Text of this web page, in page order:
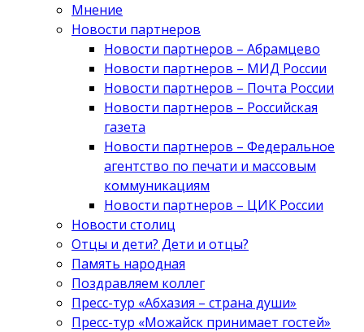
Мнение
Новости партнеров
Новости партнеров – Абрамцево
Новости партнеров – МИД России
Новости партнеров – Почта России
Новости партнеров – Российская
газета
Новости партнеров – Федеральное
агентство по печати и массовым
коммуникациям
Новости партнеров – ЦИК России
Новости столиц
Отцы и дети? Дети и отцы?
Память народная
Поздравляем коллег
Пресс-тур «Абхазия – страна души»
Пресс-тур «Можайск принимает гостей»